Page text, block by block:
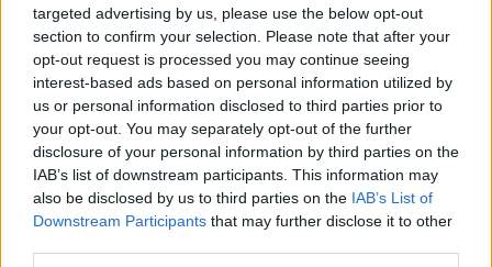
targeted advertising by us, please use the below opt-out
section to confirm your selection. Please note that after your
opt-out request is processed you may continue seeing
interest-based ads based on personal information utilized by
us or personal information disclosed to third parties prior to
your opt-out. You may separately opt-out of the further
disclosure of your personal information by third parties on the
IAB’s list of downstream participants. This information may
also be disclosed by us to third parties on the IAB’s List of
Downstream Participants that may further disclose it to other
MOTOR